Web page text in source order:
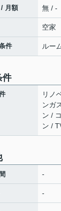
月額 無 / -
空家
件 ルー
件
リノ
ンガ
ン /
ン /
-
-